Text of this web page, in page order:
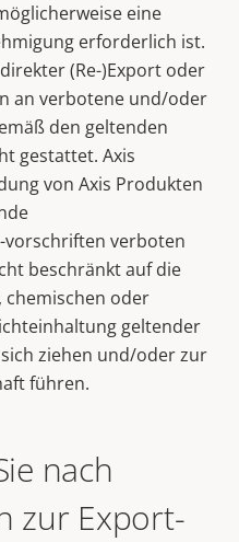
eine
erforderlich ist.
(Re-)Export oder
an verbotene und/oder
den geltenden
gestattet. Axis
von Axis Produkten
verboten
beschränkt auf die
oder
geltender
ziehen und/oder zur
führen.
nach
zur Export-